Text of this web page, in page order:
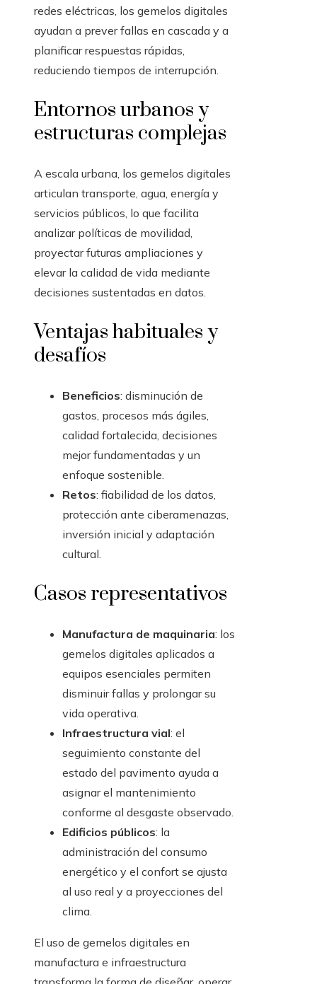
redes eléctricas, los gemelos digitales
ayudan a prever fallas en cascada y a
planificar respuestas rápidas,
reduciendo tiempos de interrupción.
Entornos urbanos y
estructuras complejas
A escala urbana, los gemelos digitales
articulan transporte, agua, energía y
servicios públicos, lo que facilita
analizar políticas de movilidad,
proyectar futuras ampliaciones y
elevar la calidad de vida mediante
decisiones sustentadas en datos.
Ventajas habituales y
desafíos
Beneficios: disminución de
gastos, procesos más ágiles,
calidad fortalecida, decisiones
mejor fundamentadas y un
enfoque sostenible.
Retos: fiabilidad de los datos,
protección ante ciberamenazas,
inversión inicial y adaptación
cultural.
Casos representativos
Manufactura de maquinaria: los
gemelos digitales aplicados a
equipos esenciales permiten
disminuir fallas y prolongar su
vida operativa.
Infraestructura vial: el
seguimiento constante del
estado del pavimento ayuda a
asignar el mantenimiento
conforme al desgaste observado.
Edificios públicos: la
administración del consumo
energético y el confort se ajusta
al uso real y a proyecciones del
clima.
El uso de gemelos digitales en
manufactura e infraestructura